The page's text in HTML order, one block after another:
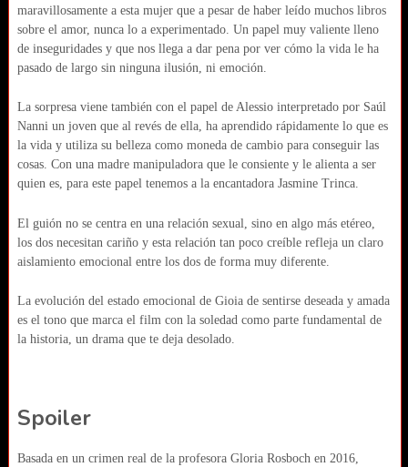
maravillosamente a esta mujer que a pesar de haber leído muchos libros
sobre el amor, nunca lo a experimentado. Un papel muy valiente lleno
de inseguridades y que nos llega a dar pena por ver cómo la vida le ha
pasado de largo sin ninguna ilusión, ni emoción.
La sorpresa viene también con el papel de Alessio interpretado por Saúl
Nanni un joven que al revés de ella, ha aprendido rápidamente lo que es
la vida y utiliza su belleza como moneda de cambio para conseguir las
cosas. Con una madre manipuladora que le consiente y le alienta a ser
quien es, para este papel tenemos a la encantadora Jasmine Trinca.
El guión no se centra en una relación sexual, sino en algo más etéreo,
los dos necesitan cariño y esta relación tan poco creíble refleja un claro
aislamiento emocional entre los dos de forma muy diferente.
La evolución del estado emocional de Gioia de sentirse deseada y amada
es el tono que marca el film con la soledad como parte fundamental de
la historia, un drama que te deja desolado.
Spoiler
Basada en un crimen real de la profesora Gloria Rosboch en 2016,